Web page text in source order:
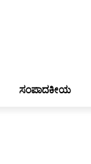
ಸಂಪಾದಕೀಯ